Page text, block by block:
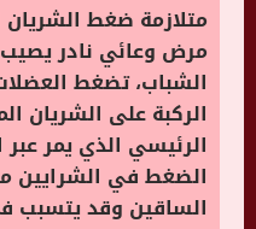
مرض وعائي نادر
الشباب، تضغط
الركبة على الشريان
الرئيسي الذي يمر
الضغط في الشرايين
الساقين وقد يتسبب